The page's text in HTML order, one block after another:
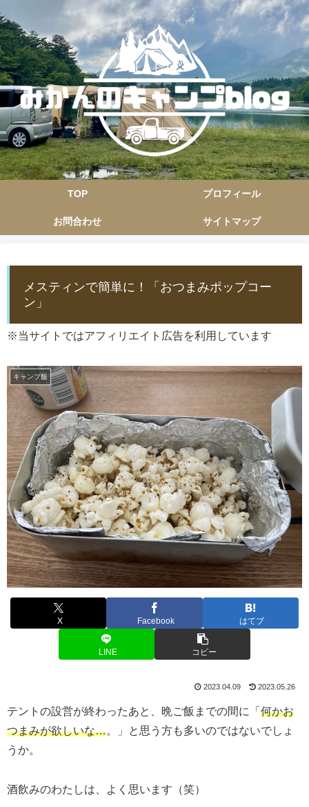
TOP プロフィール
お問合わせ サイトマップ
メスティンで簡単に！「おつまみポップコー
ン」
※当サイトではアフィリエイト広告を利用しています
キャンプ飯
X Facebook はてブ
LINE コピー
2023.04.09 2023.05.26
テントの設営が終わったあと、晩ご飯までの間に「 何かお
つまみが欲しいな…。」と思う方も多いのではないでしょ
うか。
酒飲みのわたしは、よく思います（笑）